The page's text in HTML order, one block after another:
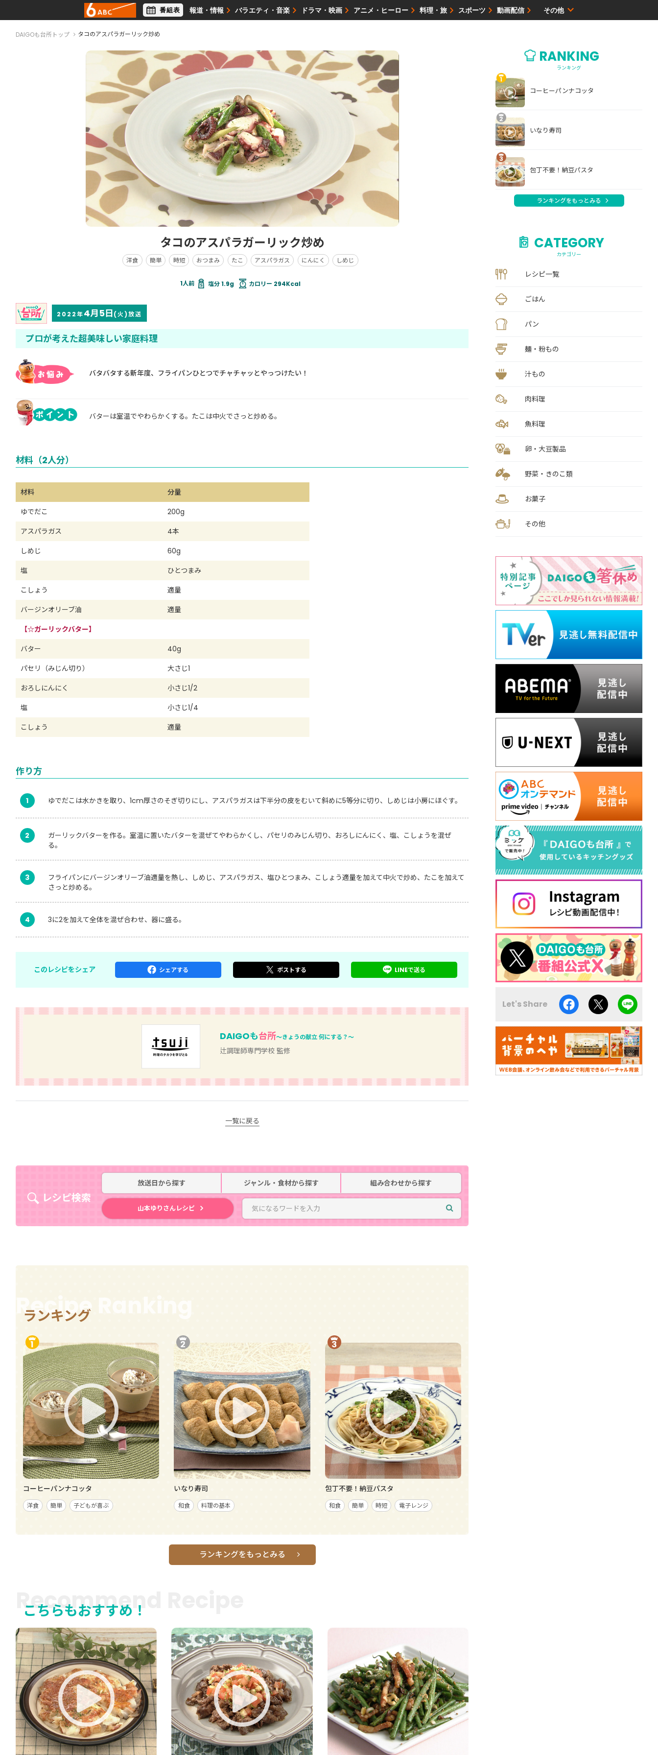
報道・情報 バラエティ・音楽 ドラマ・映画 アニメ・ヒーロー 料理・旅 スポーツ 動画配信
番組表 その他
DAIGOも台所トップ タコのアスパラガーリック炒め
タコのアスパラガーリック炒め
洋食 簡単 時短 おつまみ たこ アスパラガス にんにく しめじ
塩分 1.9g カロリー 294Kcal
2022年4月5日(火)放送
プロが考えた超美味しい家庭料理
バタバタする新年度、フライパンひとつでチャチャッとやっつけたい！
バターは室温でやわらかくする。たこは中火でさっと炒める。
材料（2人分）
材料
分量
ゆでだこ
200g
アスパラガス
4本
しめじ
60g
塩
ひとつまみ
こしょう
適量
バージンオリーブ油
適量
【☆ガーリックバター】
バター
40g
パセリ（みじん切り）
大さじ1
おろしにんにく
小さじ1/2
塩
小さじ1/4
こしょう
適量
作り方
1 ゆでだこは水かきを取り、1cm厚さのそぎ切りにし、アスパラガスは下半分の皮をむいて斜めに5等分に切り、しめじは小房にほぐす。
2
ガーリックバターを作る。室温に置いたバターを混ぜてやわらかくし、パセリのみじん切り、おろしにんにく、塩、こしょうを混ぜ
る。
3
フライパンにバージンオリーブ油適量を熱し、しめじ、アスパラガス、塩ひとつまみ、こしょう適量を加えて中火で炒め、たこを加えて
さっと炒める。
4 3に2を加えて全体を混ぜ合わせ、器に盛る。
このレシピをシェア シェアする ポストする LINEで送る
DAIGOも台所～きょうの献立 何にする？～
辻調理師専門学校 監修
一覧に戻る
レシピ検索
放送日から探す ジャンル・食材から探す 組み合わせから探す
山本ゆりさんレシピ
ランキング
Recipe Ranking
コーヒーパンナコッタ
洋食 簡単 子どもが喜ぶ
いなり寿司
和食 料理の基本
包丁不要！納豆パスタ
和食 簡単 時短 電子レンジ
ランキングをもっとみる
こちらもおすすめ！
Recommend Recipe
RANKING
ランキング
コーヒーパンナコッタ
いなり寿司
包丁不要！納豆パスタ
ランキングをもっとみる
CATEGORY
カテゴリー
レシピ一覧
ごはん
パン
麺・粉もの
汁もの
肉料理
魚料理
卵・大豆製品
野菜・きのこ類
お菓子
その他
Let's Share